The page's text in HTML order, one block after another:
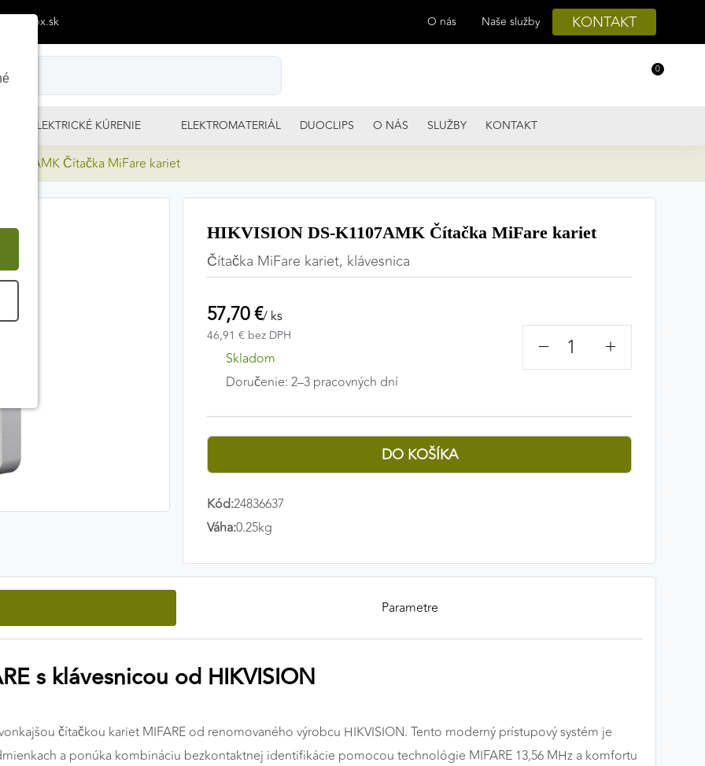
O nás Naše služby KONTAKT
0
ELEKTRICKÉ KÚRENIE ELEKTROMATERIÁL DUOCLIPS O NÁS SLUŽBY KONTAKT
Čítačka MiFare kariet
HIKVISION DS-K1107AMK Čítačka MiFare kariet
Čítačka MiFare kariet, klávesnica
57,70 €/ ks
46,91 € bez DPH
Skladom
Doručenie: 2–3 pracovných dní
− +
Kód:24836637
Váha:0.25kg
Parametre
s klávesnicou od HIKVISION
čítačkou kariet MIFARE od renomovaného výrobcu HIKVISION. Tento moderný prístupový systém je
a ponúka kombináciu bezkontaktnej identifikácie pomocou technológie MIFARE 13,56 MHz a komfortu